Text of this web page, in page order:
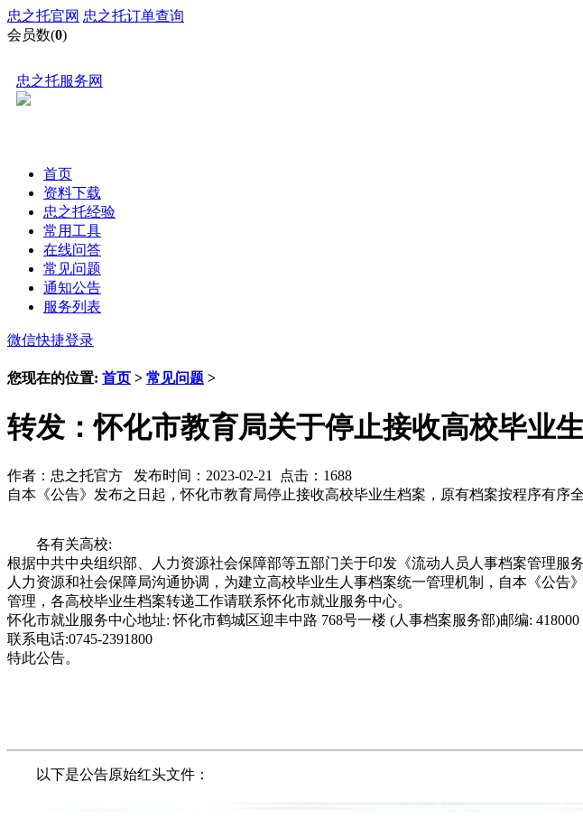
忠之托官网 忠之托订单查询
会员数(0)
忠之托服务网
首页
资料下载
忠之托经验
常用工具
在线问答
常见问题
通知公告
服务列表
微信快捷登录
您现在的位置: 首页 > 常见问题 >
转发：怀化市教育局关于停止接收高校毕业
作者：忠之托官方 发布时间：2023-02-21 点击：1688
自本《公告》发布之日起，怀化市教育局停止接收高校毕业生档案，原有档案按程序有
各有关高校:
根据中共中央组织部、人力资源社会保障部等五部门关于印发《流动人员人事档案管理
人力资源和社会保障局沟通协调，为建立高校毕业生人事档案统一管理机制，自本《公
管理，各高校毕业生档案转递工作请联系怀化市就业服务中心。
怀化市就业服务中心地址: 怀化市鹤城区迎丰中路 768号一楼 (人事档案服务部)邮编: 418000
联系电话:0745-2391800
特此公告。
以下是公告原始红头文件：